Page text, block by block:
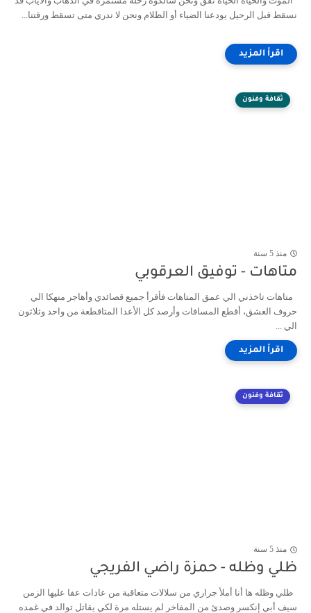
نسقط قبل الرحيل يودعنا الضياء أو الظلام ونحن لا ندري متى تسقط ورقتنا...
ثقافة وفنون
منذ 5 سنة
متاهات - توفيق العرقوبي
متاهات تاخذني الي عمق المتاهات فأقرأ جميع قصائدي وأهاجر منهكا الي
حروف العشق، أقطع المسافات وأرصد كل الأعدا المتاقطعة من واحد وثلاثون
الي ...
ثقافة وفنون
منذ 5 سنة
ظلي وظله - حمزة راضي الفريجي
ظلي وظله ها أنا أملأ جراري من سلالات متعاقبة من عادات عفا عليها الزمن
سيف أبي إنكسر وصدئ من المفاخر لم يستله مرة لكي يقاتل توالد في غمده